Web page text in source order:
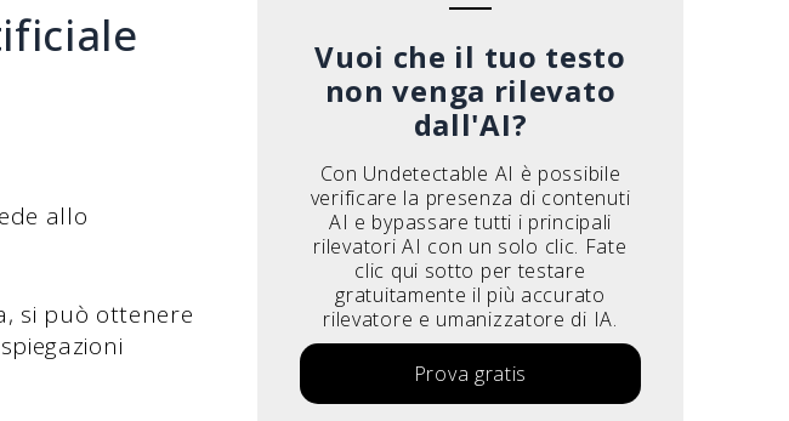
allo
si può ottenere
Vuoi che il tuo testo
non venga rilevato
dall'AI?
Con Undetectable AI è possibile
verificare la presenza di contenuti
AI e bypassare tutti i principali
rilevatori AI con un solo clic. Fate
clic qui sotto per testare
gratuitamente il più accurato
rilevatore e umanizzatore di IA.
Prova gratis